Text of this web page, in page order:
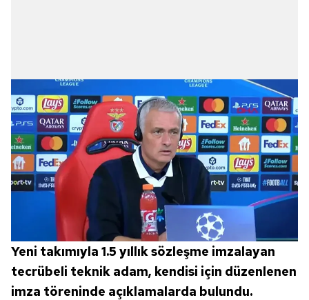
Yeni takımıyla 1.5 yıllık sözleşme imzalayan
tecrübeli teknik adam, kendisi için düzenlenen
imza töreninde açıklamalarda bulundu.